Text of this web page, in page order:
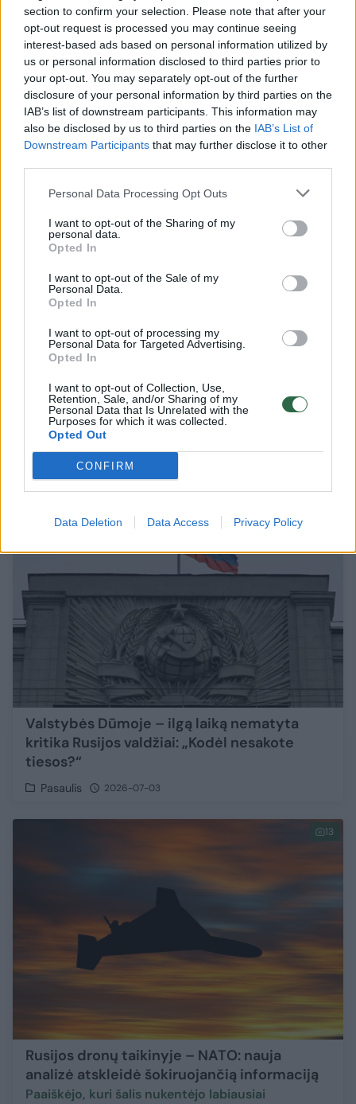
section to confirm your selection. Please note that after your
opt-out request is processed you may continue seeing
interest-based ads based on personal information utilized by
us or personal information disclosed to third parties prior to
your opt-out. You may separately opt-out of the further
disclosure of your personal information by third parties on the
IAB’s list of downstream participants. This information may
also be disclosed by us to third parties on the IAB’s List of
Downstream Participants that may further disclose it to other
Personal Data Processing Opt Outs
I want to opt-out of the Sharing of my
personal data.
Opted In
I want to opt-out of the Sale of my
Personal Data.
Opted In
I want to opt-out of processing my
Personal Data for Targeted Advertising.
Opted In
I want to opt-out of Collection, Use,
Retention, Sale, and/or Sharing of my
Personal Data that Is Unrelated with the
Purposes for which it was collected.
Opted Out
CONFIRM
Data Deletion Data Access Privacy Policy
VSD sureagavo į Rusijos kaltinimus Baltijos
šalims
Lietuvos diena 2026-07-08
10
V. Putino vizite į kariuomenės štabą – įdomi
detalė: klausimų kilo dėl laiko
Pasaulis 2026-07-05
Valstybės Dūmoje – ilgą laiką nematyta
kritika Rusijos valdžiai: „Kodėl nesakote
tiesos?“
Pasaulis 2026-07-03
13
Rusijos dronų taikinyje – NATO: nauja
analizė atskleidė šokiruojančią informaciją
Paaiškėjo, kuri šalis nukentėjo labiausiai